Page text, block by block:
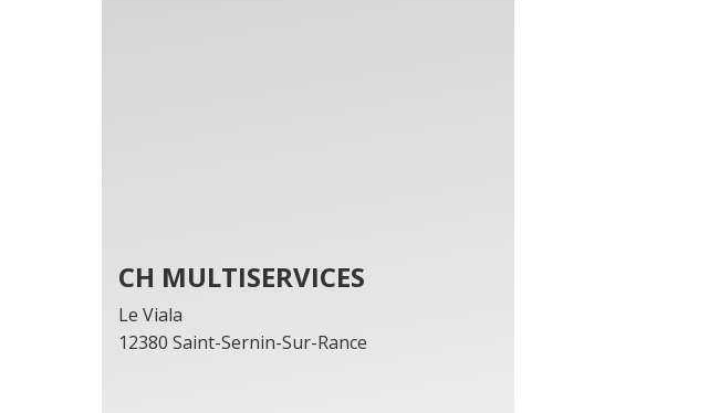
CH MULTISERVICES
Le Viala
12380 Saint-Sernin-Sur-Rance